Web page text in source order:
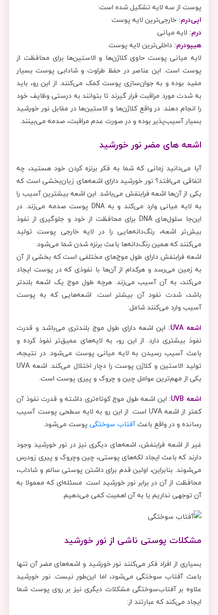
پوست از سه لایه تشکیل شده است:
اپی‌درم: خارجی‌ترین لایه پوست
درم: لایه میانی
هیپودرم: داخلی‌ترین لایه پوست
لایه میانی پوست حاوی کلاژن‌ها و الاستین‌ها برای محافظت از
پوست است. این عناصر در حفظ طراوت و شادابی پوست بسیار
مفید بوده و به جوان‌سازی پوست کمک می‌کنند. از این رو، باید
به شدت مورد مراقبت قرار گیرند تا بتوانند به درستی وظایف خود
را انجام دهند. در واقع کلاژن‌ها و الاستین‌ها در مقابل نور خورشید
بسیار آسیب‌پذیر بوده و در صورت عدم مراقبت، صدمه می‌بینند.
اشعه‌ های مضر نور خورشید
آیا می‌دانید زمانی که شما به فکر برنزه کردن خود هستید، چه
اتفاقی می‌افتد؟ نور خورشید دارای اشعه‌های زیان‌بخشی است که
یکی از آن‌ها اشعه فرابنفش می‌باشد. این اشعه بیشترین آسیب را
به لایه میانی وارد می‌کند و به DNA پوست صدمه می‌زند. در
این‌جا سلول‌های DNA برای محافظت از خود و جلوگیری از نفوذ
بیش‌تر اشعه، رنگ‌دانه‌هایی را در لایه خارجی پوست تولید
می‌کنند که همین رنگ‌دانه‌ها باعث برنزه شدن شما می‌شود.
اشعه فرابنفش دارای طول موج‌های مختلفی است که بخشی از آن
به زمین می‌رسد و هرکدام از آن‌ها با نفوذی که در پوست ایجاد
می‌کند، به آن آسیب می‌زند. هرچه طول موج یک اشعه بلندتر‌
باشد، شدت نفود آن بیشتر است. اشعه‌هایی که به پوست
آسیب وارد می‌کنند شامل:
اشعه UVA:
این اشعه دارای طول موج بلندتری می‌باشد و قدرت
نفوذ بیشتری دارد. از این رو، به لایه‌های عمیق‌تر نفوذ کرده و
باعث آسیب رسیدن به لایه میانی پوست می‌شود. در نتیجه،
تولید الاستین و کلاژن پوست را دچار اختلال ‌می‌کند. اشعه UVA
یکی از مهم‌ترین عوامل چین و چروک و پیری پوست است.
اشعه UVB:
این اشعه طول موج کوتاه‌تری داشته و قدرت نفوذ آن
کمتر از اشعه UVA است. از این رو به لایه سطحی پوست آسیب
رسانده و در واقع باعثآفتاب ‌سوختگی پوست می‌شود.
غیر از اشعه فرابنفش، اشعه‌های دیگری نیز در نور خورشید وجود
دارند که باعث ایجاد لکه‌های پوستی، چین‌ وچروک و پیری زودرس
می‌شوند. بنابراین، اولین قدم برای داشتن پوستی سالم و شاداب،
محافظت از آن در برابر نور خورشید است. مسئله‌ای که معمولا به
آن توجهی نداریم یا به آن اهمیت کمی می‌دهیم.
مشکلات پوستی ناشی از نور خورشید
بسیاری از افراد فکر می‌کنند نور خورشید و اشعه‌های مضر آن تنها
باعث آفتاب ‌سوختگی می‌شود، اما این‌طور نیست. نور خورشید
علاوه بر آفتاب‌سوختگی مشکلات دیگری نیز بر روی پوست شما
ایجاد می‌کند که عبارتند از: